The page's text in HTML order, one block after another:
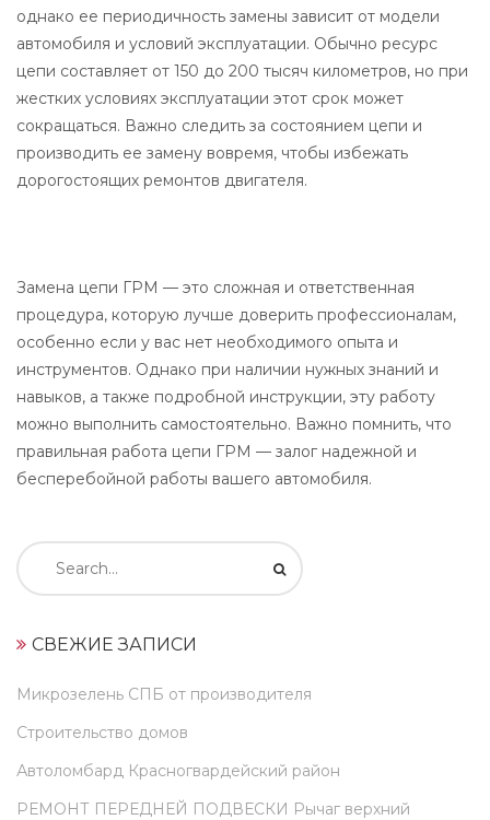
однако ее периодичность замены зависит от модели
автомобиля и условий эксплуатации. Обычно ресурс
цепи составляет от 150 до 200 тысяч километров, но при
жестких условиях эксплуатации этот срок может
сокращаться. Важно следить за состоянием цепи и
производить ее замену вовремя, чтобы избежать
дорогостоящих ремонтов двигателя.
Замена цепи ГРМ — это сложная и ответственная
процедура, которую лучше доверить профессионалам,
особенно если у вас нет необходимого опыта и
инструментов. Однако при наличии нужных знаний и
навыков, а также подробной инструкции, эту работу
можно выполнить самостоятельно. Важно помнить, что
правильная работа цепи ГРМ — залог надежной и
бесперебойной работы вашего автомобиля.
Искать:
СВЕЖИЕ ЗАПИСИ
Микрозелень СПБ от производителя
Строительство домов
Автоломбард Красногвардейский район
РЕМОНТ ПЕРЕДНЕЙ ПОДВЕСКИ Рычаг верхний